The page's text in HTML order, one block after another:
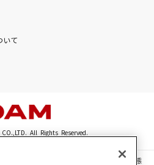
いて
All Rights Reserved.
・画像・写真・動画・音声等を、手段や形態